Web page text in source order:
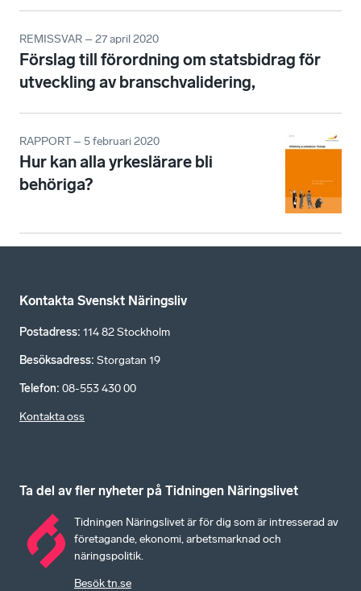
REMISSVAR – 27 april 2020
Förslag till förordning om statsbidrag för
utveckling av branschvalidering,
RAPPORT – 5 februari 2020
Hur kan alla yrkeslärare bli
behöriga?
Kontakta Svenskt Näringsliv
Postadress: 114 82 Stockholm
Besöksadress: Storgatan 19
Telefon: 08-553 430 00
Kontakta oss
Ta del av fler nyheter på Tidningen Näringslivet
Tidningen Näringslivet är för dig som är intresserad av
företagande, ekonomi, arbetsmarknad och
näringspolitik.
Besök tn.se